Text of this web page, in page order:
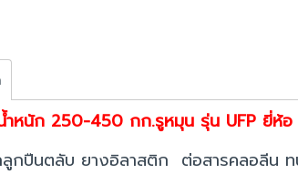
หนัก 250-450 กก.รูหมุน รุ่น UFP ยี่ห้อ
กปืนตลับ ยางอิลาสติก ต่อสารคลอลีน